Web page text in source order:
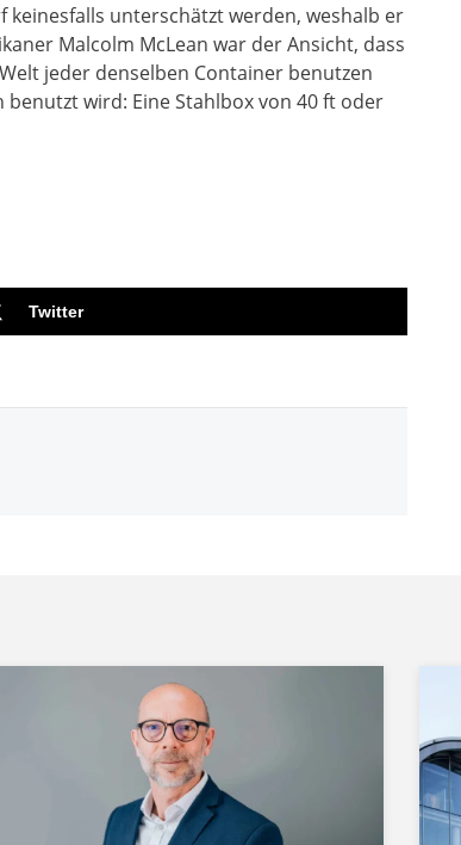
unterschätzt werden, weshalb er
Malcolm McLean war der Ansicht, dass
jeder denselben Container benutzen
wird: Eine Stahlbox von 40 ft oder
Twitter